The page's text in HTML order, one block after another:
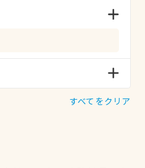
すべてをクリア